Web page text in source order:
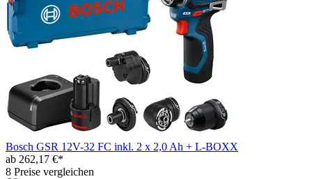
Bosch GSR 12V-32 FC inkl. 2 x 2,0 Ah + L-BOXX
ab 262,17 €*
8 Preise vergleichen